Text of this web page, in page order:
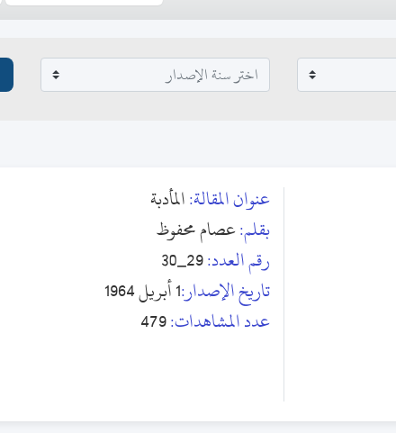
عنوان المقالة:المأدبة
بقلم:عصام محفوظ
رقم العدد:29_30
تاريخ الإصدار:1 أبريل 1964
عدد المشاهدات:479